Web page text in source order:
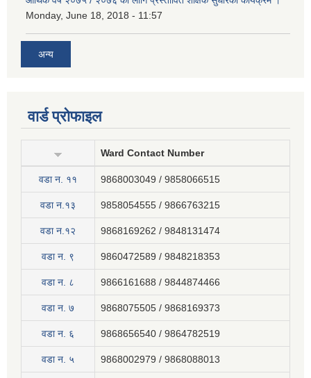
Monday, June 18, 2018 - 11:57
अन्य
वार्ड प्रोफाइल
Ward Contact Number
वडा न‍. ११ 9868003049 / 9858066515
वडा न.१३ 9858054555 / 9866763215
वडा न.१२ 9868169262 / 9848131474
वडा न. ९ 9860472589 / 9848218353
वडा न. ८ 9866161688 / 9844874466
वडा न. ७ 9868075505 / 9868169373
वडा न. ६ 9868656540 / 9864782519
वडा न. ५ 9868002979 / 9868088013